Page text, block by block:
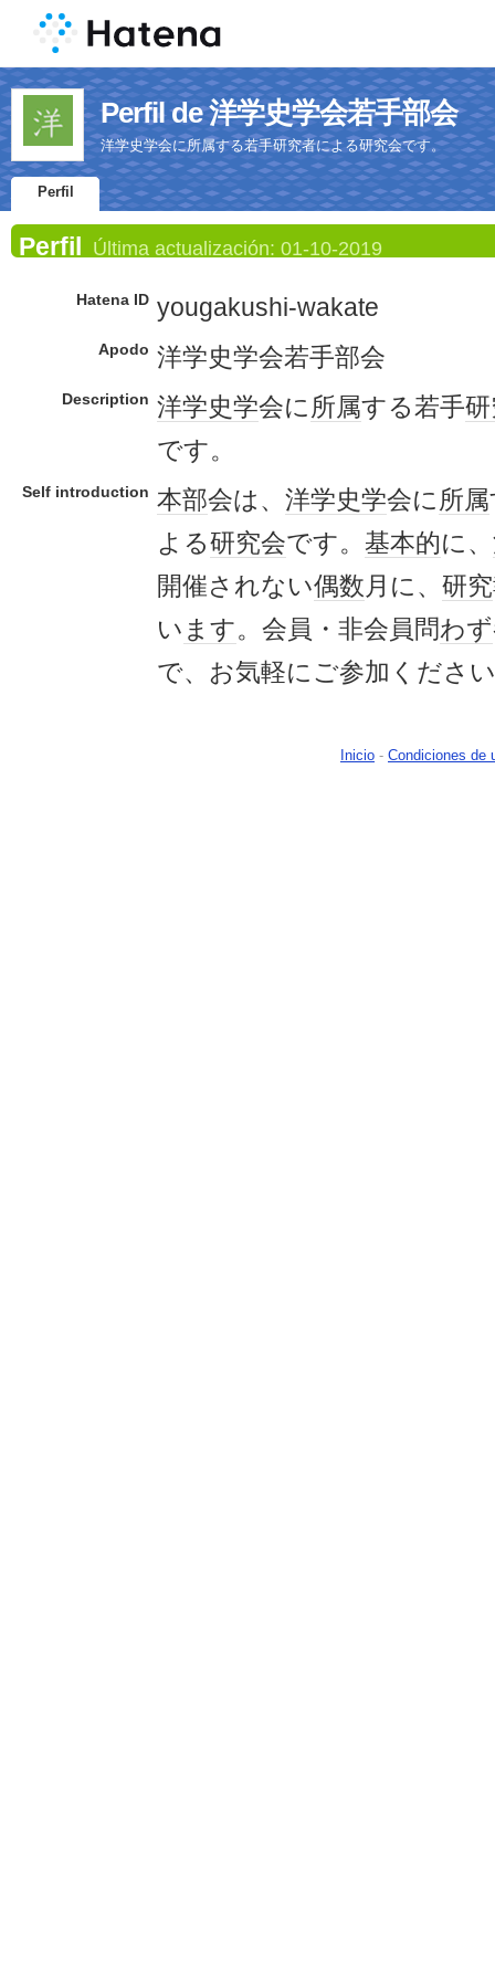
Perfil de 洋学史学会若手部会
洋学史学会に所属する若手研究者による研究会です。
Perfil
Perfil Última actualización: 01-10-2019
Hatena ID yougakushi-wakate
Apodo 洋学史学会若手部会
Description 洋学史学会に所属する若手
です。
Self introduction 本部会は、 洋学史学会に所属
よる研究会です。 基本的に、
開催されない偶数月に、 研究
い ます。会員・非会員問わず
で、お気軽にご参加くださ
Inicio - Condiciones de